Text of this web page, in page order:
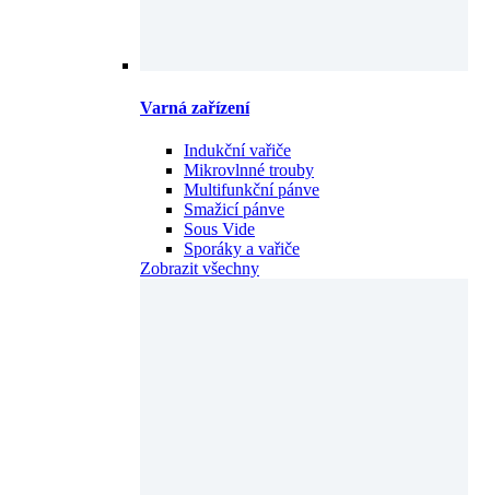
Varná zařízení
Indukční vařiče
Mikrovlnné trouby
Multifunkční pánve
Smažicí pánve
Sous Vide
Sporáky a vařiče
Zobrazit všechny